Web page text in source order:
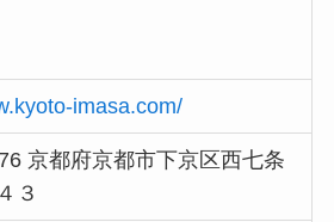
imasa.com/
京都府京都市下京区西七条
３